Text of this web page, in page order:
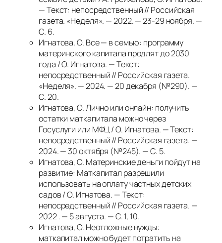
— Текст: непосредственный // Российская
газета. «Неделя». — 2022. — 23-29 ноября. —
С. 6.
Игнатова, О. Все — в семью: программу
материнского капитала продлят до 2030
года / О. Игнатова. — Текст:
непосредственный // Российская газета.
«Неделя». — 2024. — 20 декабря (№290). —
С. 20.
Игнатова, О. Лично или онлайн: получить
остатки маткапитала можно через
Госуслуги или МФЦ / О. Игнатова. — Текст:
непосредственный // Российская газета. —
2024. — 30 октября (№245). — С. 5.
Игнатова, О. Материнские деньги пойдут на
развитие: Маткапитал разрешили
использовать на оплату частных детских
садов / О. Игнатова. — Текст:
непосредственный // Российская газета. —
2022 . — 5 августа. — С. 1, 10.
Игнатова, О. Неотложные нужды:
маткапитал можно будет потратить на